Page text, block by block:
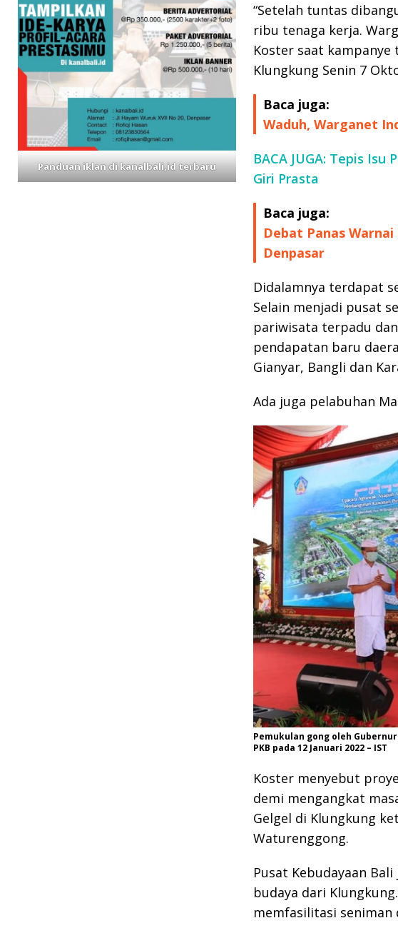
“Setelah tuntas
ribu tenaga kerja.
Koster saat
Klungkung Senin 7
Baca juga:
Waduh, Warganet
BACA JUGA: Tepis
Giri Prasta
Baca juga:
Debat Panas
Denpasar
Didalamnya terdapat
Selain menjadi pusat
pariwisata terpadu
pendapatan baru
Gianyar, Bangli dan
Ada juga pelabuhan
Pemukulan gong oleh
PKB pada 12 Januari 2022 – IST
Koster menyebut
demi mengangkat
Gelgel di Klungkung
Waturenggong.
Pusat Kebudayaan
budaya dari
memfasilitasi seniman
Panduan iklan di kanalbali,id terbaru